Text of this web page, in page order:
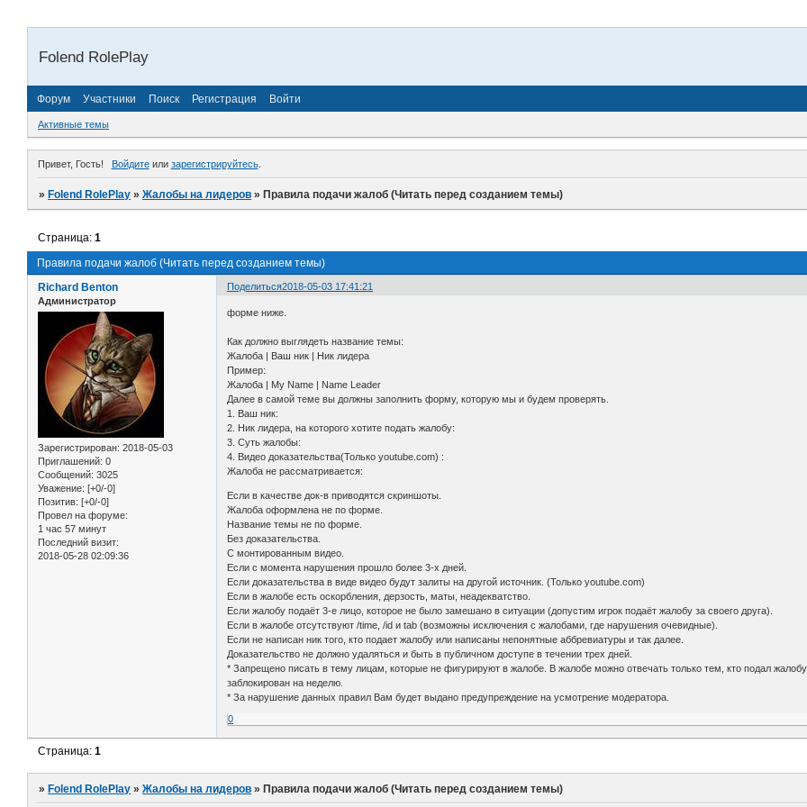
Folend RolePlay
Форум Участники Поиск Регистрация Войти
Активные темы
Привет, Гость! Войдитеили зарегистрируйтесь.
»Folend RolePlay »Жалобы на лидеров »Правила подачи жалоб (Читать перед созданием темы)
Правила подачи жалоб (Читать перед созданием темы)
Страница:1
Поделиться2018-05-03 17:41:21
Richard Benton
Администратор
Зарегистрирован: 2018-05-03
Приглашений: 0
Сообщений: 3025
Уважение: [+0/-0]
Позитив: [+0/-0]
Провел на форуме:
1 час 57 минут
Последний визит:
2018-05-28 02:09:36
форме ниже.
Как должно выглядеть название темы:
Жалоба | Ваш ник | Ник лидера
Пример:
Жалоба | My Name | Name Leader
Далее в самой теме вы должны заполнить форму, которую мы и будем проверять.
1. Ваш ник:
2. Ник лидера, на которого хотите подать жалобу:
3. Суть жалобы:
4. Видео доказательства(Только youtube.com) :
Жалоба не рассматривается:
Если в качестве док-в приводятся скриншоты.
Жалоба оформлена не по форме.
Название темы не по форме.
Без доказательства.
С монтированным видео.
Если с момента нарушения прошло более 3-х дней.
Если доказательства в виде видео будут залиты на другой источник. (Только youtube.com)
Если в жалобе есть оскорбления, дерзость, маты, неадекватство.
Если жалобу подаёт 3-е лицо, которое не было замешано в ситуации (допустим игрок подаёт жалобу за своего друга).
Если в жалобе отсутствуют /time, /id и tab (возможны исключения с жалобами, где нарушения очевидные).
Если не написан ник того, кто подает жалобу или написаны непонятные аббревиатуры и так далее.
Доказательство не должно удаляться и быть в публичном доступе в течении трех дней.
* Запрещено писать в тему лицам, которые не фигурируют в жалобе. В жалобе можно отвечать только тем, кто подал
заблокирован на неделю.
* За нарушение данных правил Вам будет выдано предупреждение на усмотрение модератора.
0
Страница:1
»Folend RolePlay »Жалобы на лидеров »Правила подачи жалоб (Читать перед созданием темы)